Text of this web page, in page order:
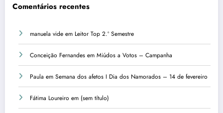
Comentários recentes
manuela vide em Leitor Top 2.º Semestre
Conceição Fernandes em Miúdos a Votos – Campanha
Paula em Semana dos afetos I Dia dos Namorados – 14 de fevereiro
Fátima Loureiro em (sem título)